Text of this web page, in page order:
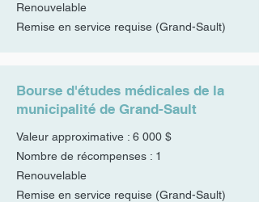
Renouvelable
Remise en service requise (Grand-Sault)
Bourse d'études médicales de la
municipalité de Grand-Sault
Valeur approximative : 6 000 $
Nombre de récompenses : 1
Renouvelable
Remise en service requise (Grand-Sault)